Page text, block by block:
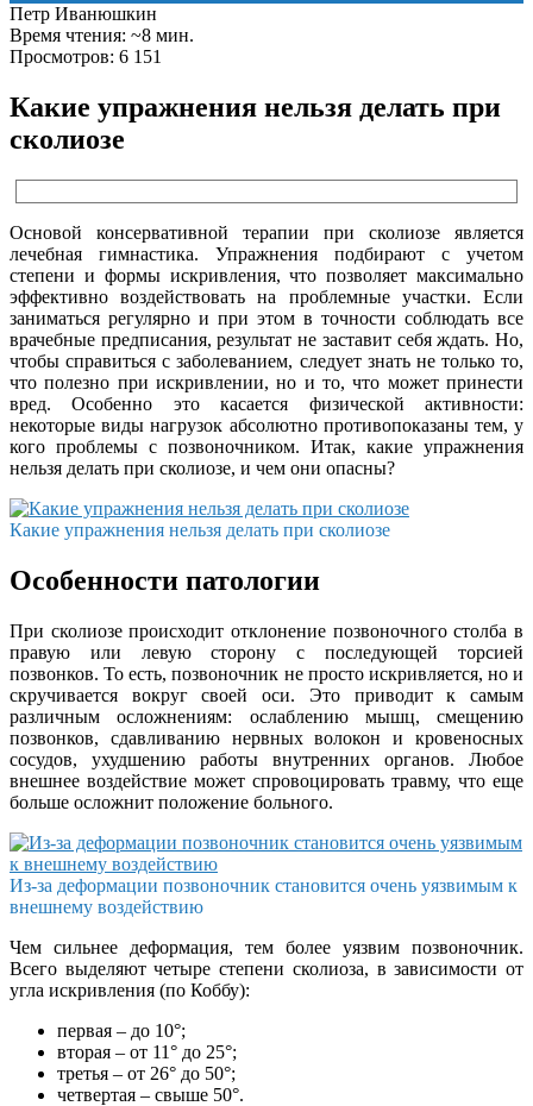
Петр Иванюшкин
Время чтения: ~8 мин.
Просмотров: 6 151
Какие упражнения нельзя делать при
сколиозе
Основой консервативной терапии при сколиозе является
лечебная гимнастика. Упражнения подбирают с учетом
степени и формы искривления, что позволяет максимально
эффективно воздействовать на проблемные участки. Если
заниматься регулярно и при этом в точности соблюдать все
врачебные предписания, результат не заставит себя ждать. Но,
чтобы справиться с заболеванием, следует знать не только то,
что полезно при искривлении, но и то, что может принести
вред. Особенно это касается физической активности:
некоторые виды нагрузок абсолютно противопоказаны тем, у
кого проблемы с позвоночником. Итак, какие упражнения
нельзя делать при сколиозе, и чем они опасны?
Какие упражнения нельзя делать при сколиозе
Особенности патологии
При сколиозе происходит отклонение позвоночного столба в
правую или левую сторону с последующей торсией
позвонков. То есть, позвоночник не просто искривляется, но и
скручивается вокруг своей оси. Это приводит к самым
различным осложнениям: ослаблению мышц, смещению
позвонков, сдавливанию нервных волокон и кровеносных
сосудов, ухудшению работы внутренних органов. Любое
внешнее воздействие может спровоцировать травму, что еще
больше осложнит положение больного.
Из-за деформации позвоночник становится очень уязвимым к
внешнему воздействию
Чем сильнее деформация, тем более уязвим позвоночник.
Всего выделяют четыре степени сколиоза, в зависимости от
угла искривления (по Коббу):
первая – до 10°;
вторая – от 11° до 25°;
третья – от 26° до 50°;
четвертая – свыше 50°.